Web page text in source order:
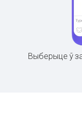
Выберыце ў